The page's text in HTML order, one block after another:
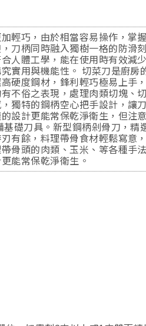
輕巧，由於相當容易操作，掌
刀柄同時融入獨樹一格的防滑
人體工學，能在使用時有效減
實用與機能性。 切菜刀是廚房
硬度鋼材，鋒利輕巧極易上手
不俗之表現，處理肉類切塊、
獨特的鋼柄空心把手設計，讓
設計更能常保乾淨衛生，但注
礎刀具。新型鋼柄剁骨刀，精
有餘，料理帶骨食材輕鬆寫意
骨頭的肉類、玉米、等各種手
能常保乾淨衛生。